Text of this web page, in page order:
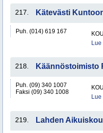
217. Kätevästi
Puh. (014) 619 167
218. Käännöstoimisto
Puh. (09) 340 1007
Faksi (09) 340 1008
219. Lahden